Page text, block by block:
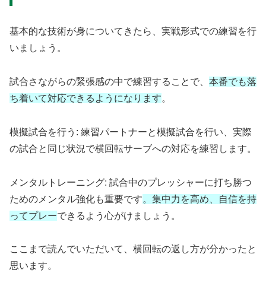
基本的な技術が身についてきたら、実戦形式での練習を行
いましょう。
試合さながらの緊張感の中で練習することで、 本番でも落
ち着いて対応できるようになります。
模擬試合を行う: 練習パートナーと模擬試合を行い、実際
の試合と同じ状況で横回転サーブへの対応を練習します。
メンタルトレーニング: 試合中のプレッシャーに打ち勝つ
ためのメンタル強化も重要です。集中力を高め、自信を持
ってプレーできるよう心がけましょう。
ここまで読んでいただいて、横回転の返し方が分かったと
思います。